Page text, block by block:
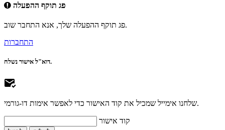
פג תוקף ההפעלה
פג תוקף ההפעלה שלך, אנא התחבר שוב.
התחברות
דוא"ל אישור נשלח.
שלחנו אימייל שמכיל את קוד האישור כדי לאפשר אימות דו-גורמי.
קוד אישור